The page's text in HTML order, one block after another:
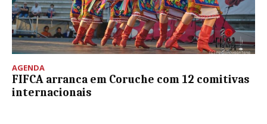
AGENDA
FIFCA arranca em Coruche com 12 comitivas
internacionais